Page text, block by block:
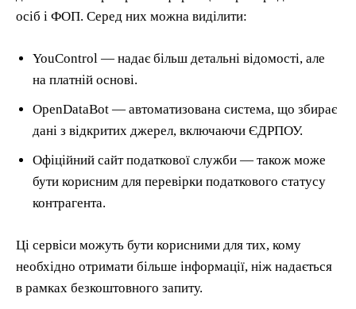
осіб і ФОП. Серед них можна виділити:
YouControl — надає більш детальні відомості, але
на платній основі.
OpenDataBot — автоматизована система, що збирає
дані з відкритих джерел, включаючи ЄДРПОУ.
Офіційний сайт податкової служби — також може
бути корисним для перевірки податкового статусу
контрагента.
Ці сервіси можуть бути корисними для тих, кому
необхідно отримати більше інформації, ніж надається
в рамках безкоштовного запиту.